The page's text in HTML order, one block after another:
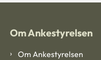
Om Ankestyrelsen
Om Ankestyrelsen